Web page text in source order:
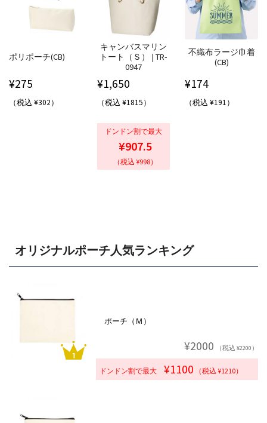
ポリポーチ(CB)
¥275
（税込 ¥302）
キャンバスマリン
トート（Ｓ） | TR-
0947
¥1,650
（税込 ¥1815）
ドンドン割で最大
¥907.5
（税込 ¥998）
不織布ラージ巾着
(CB)
¥174
（税込 ¥191）
オリジナルポーチ人気ランキング
ポーチ（Ｍ）
¥2000 （税込 ¥2200）
ドンドン割で最大 ¥1100 （税込 ¥1210）